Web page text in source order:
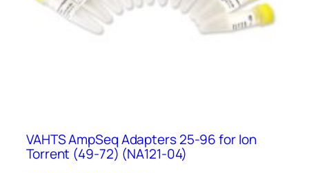
VAHTS AmpSeq Adapters 25-96 for Ion
Torrent (49-72) (NA121-04)